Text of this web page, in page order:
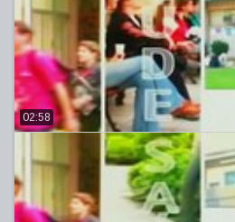
02:58